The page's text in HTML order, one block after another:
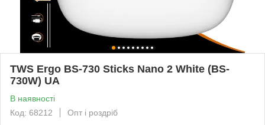
TWS Ergo BS-730 Sticks Nano 2 White (BS-
730W) UA
В наявності
Код: 68212
Опт і роздріб